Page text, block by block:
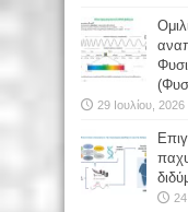
29 Ιουλίου, 2026